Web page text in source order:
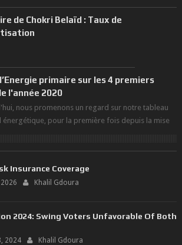
de nos prouesses et man...
de Chokri Belaïd : Taux de
primaire sur les 4 premiers
l'année 2020
nous promenons un regard sur notre tableau
énergétique, pour la première fois depuis la mise
du t...
Insurance Coverage
2026 Khalil Gdoura
2024: Swing Voters Unfavorable Of Both
2024 Khalil Gdoura